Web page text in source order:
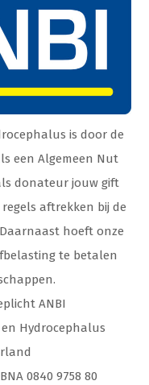
is door de
een Algemeen Nut
donateur jouw gift
aftrekken bij de
hoeft onze
te betalen
ANBI
en Hydrocephalus
0840 9758 80